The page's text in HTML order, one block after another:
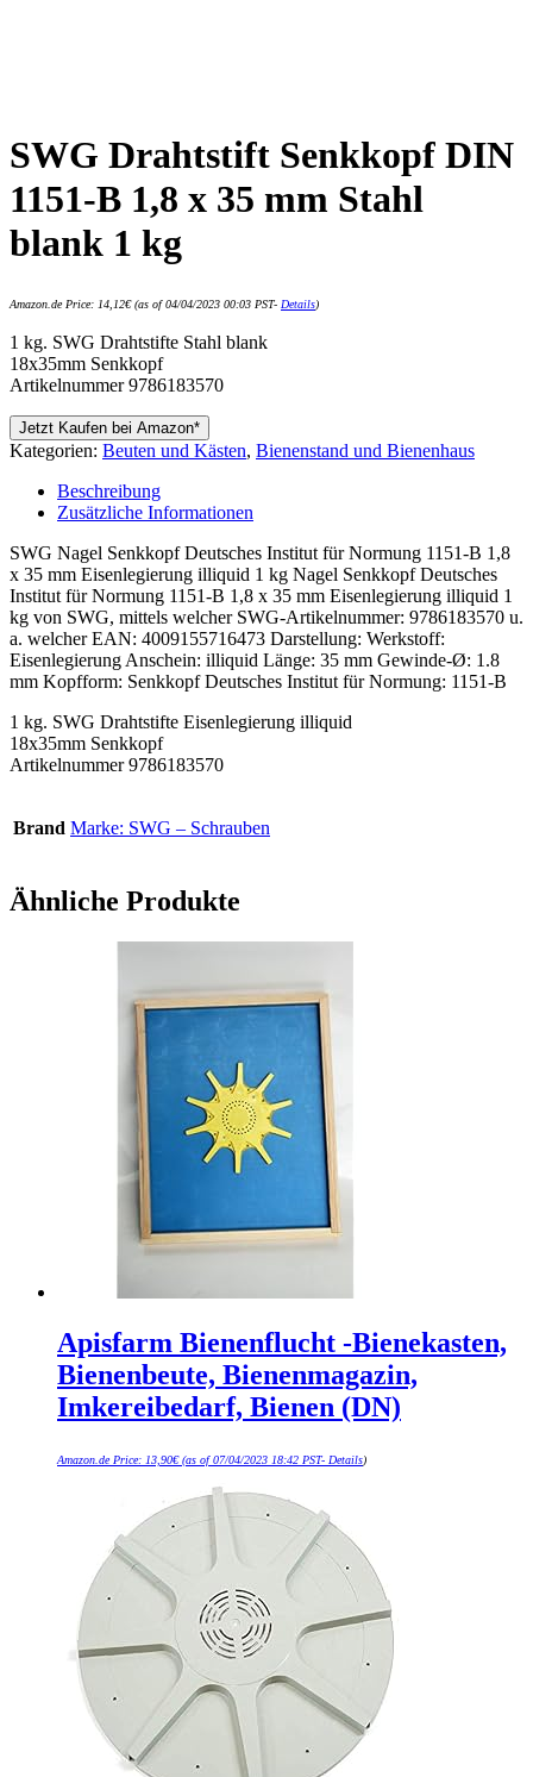
SWG Drahtstift Senkkopf DIN
1151-B 1,8 x 35 mm Stahl
blank 1 kg
Amazon.de Price: 14,12€(as of 04/04/2023 00:03 PST- Details)
1 kg. SWG Drahtstifte Stahl blank
18x35mm Senkkopf
Artikelnummer 9786183570
Jetzt Kaufen bei Amazon*
Kategorien: Beuten und Kästen, Bienenstand und Bienenhaus
Beschreibung
Zusätzliche Informationen
SWG Nagel Senkkopf Deutsches Institut für Normung 1151-B 1,8
x 35 mm Eisenlegierung illiquid 1 kg Nagel Senkkopf Deutsches
Institut für Normung 1151-B 1,8 x 35 mm Eisenlegierung illiquid 1
kg von SWG, mittels welcher SWG-Artikelnummer: 9786183570 u.
a. welcher EAN: 4009155716473 Darstellung: Werkstoff:
Eisenlegierung Anschein: illiquid Länge: 35 mm Gewinde-Ø: 1.8
mm Kopfform: Senkkopf Deutsches Institut für Normung: 1151-B
1 kg. SWG Drahtstifte Eisenlegierung illiquid
18x35mm Senkkopf
Artikelnummer 9786183570
Brand Marke: SWG – Schrauben
Ähnliche Produkte
Apisfarm Bienenflucht -Bienekasten,
Bienenbeute, Bienenmagazin,
Imkereibedarf, Bienen (DN)
Amazon.de Price: 13,90€(as of 07/04/2023 18:42 PST- Details)